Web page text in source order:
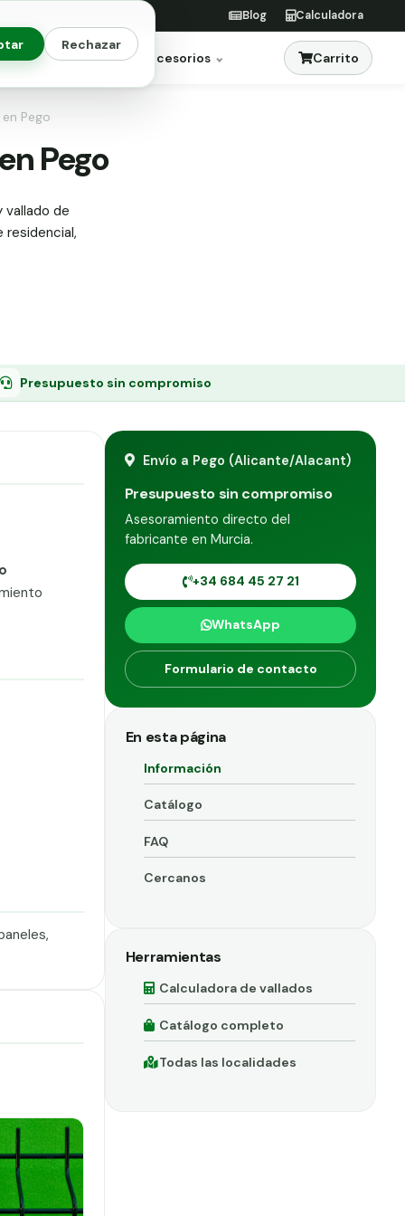
Rechazar
Blog Calculadora
Jardinería Accesorios Carrito
Pego
Pego
vallado de
Presupuesto sin compromiso
Envío a Pego (Alicante/Alacant)
Presupuesto sin compromiso
Asesoramiento directo del
fabricante en Murcia.
+34 684 45 27 21
WhatsApp
Formulario de contacto
En esta página
Información
Catálogo
FAQ
Cercanos
Herramientas
Calculadora de vallados
Catálogo completo
Todas las localidades